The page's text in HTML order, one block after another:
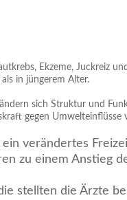
Ekzeme, Juckreiz
in jüngerem Alter.
sich Struktur und
gegen Umwelteinflüsse
verändertes
zu einem Anstieg
stellten die Ärzte